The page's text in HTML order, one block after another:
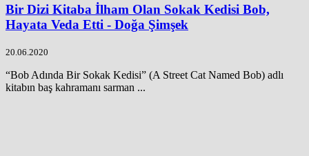
Bir Dizi Kitaba İlham Olan Sokak Kedisi Bob,
Hayata Veda Etti - Doğa Şimşek
20.06.2020
“Bob Adında Bir Sokak Kedisi” (A Street Cat Named Bob) adlı
kitabın baş kahramanı sarman ...